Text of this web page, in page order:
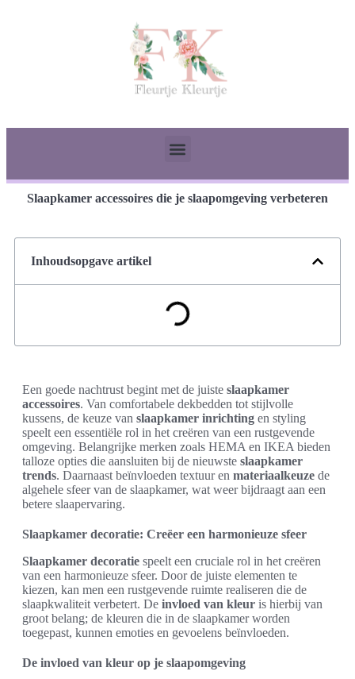
Slaapkamer accessoires die je slaapomgeving verbeteren
Inhoudsopgave artikel
Een goede nachtrust begint met de juiste slaapkamer
accessoires. Van comfortabele dekbedden tot stijlvolle
kussens, de keuze van slaapkamer inrichting en styling
speelt een essentiële rol in het creëren van een rustgevende
omgeving. Belangrijke merken zoals HEMA en IKEA bieden
talloze opties die aansluiten bij de nieuwste slaapkamer
trends. Daarnaast beïnvloeden textuur en materiaalkeuze de
algehele sfeer van de slaapkamer, wat weer bijdraagt aan een
betere slaapervaring.
Slaapkamer decoratie: Creëer een harmonieuze sfeer
Slaapkamer decoratie speelt een cruciale rol in het creëren
van een harmonieuze sfeer. Door de juiste elementen te
kiezen, kan men een rustgevende ruimte realiseren die de
slaapkwaliteit verbetert. De invloed van kleur is hierbij van
groot belang; de kleuren die in de slaapkamer worden
toegepast, kunnen emoties en gevoelens beïnvloeden.
De invloed van kleur op je slaapomgeving